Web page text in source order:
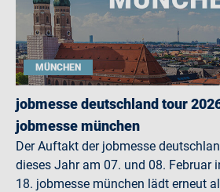
MÜNCHEN
jobmesse deutschland tour
jobmesse münchen
Der Auftakt der jobmesse
dieses Jahr am 07. und 08. Februar
18. jobmesse münchen lädt erneut